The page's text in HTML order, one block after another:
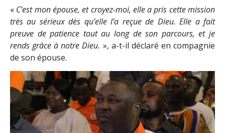
« C’est mon épouse, et croyez-moi, elle a pris cette mission
très au sérieux dès qu’elle l’a reçue de Dieu. Elle a fait
preuve de patience tout au long de son parcours, et je
rends grâce à notre Dieu. », a-t-il déclaré en compagnie
de son épouse.